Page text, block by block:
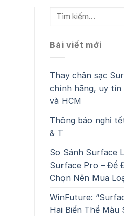
Bài viết mới
Thay chân sạc
chính hãng, uy tín
và HCM
Thông báo nghỉ
& T
So Sánh Surface
Surface Pro – Để
Chọn Nên Mua
WinFuture:
Hai Biến Thể Màu